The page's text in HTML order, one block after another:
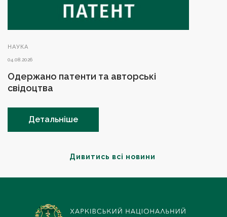
Дивитись всі новини
НАУКА
04.08.2026
Одержано патенти та авторські
свідоцтва
Детальніше